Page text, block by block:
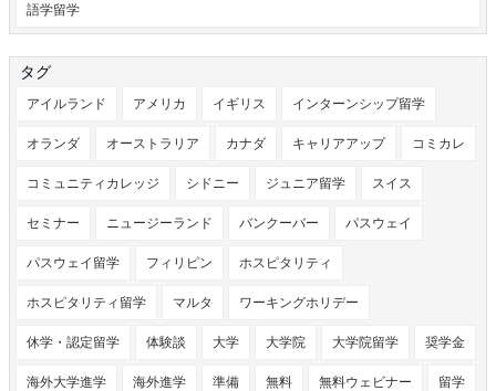
語学留学
タグ
アイルランド アメリカ イギリス インターンシップ留学
オランダ オーストラリア カナダ キャリアアップ コミカレ
コミュニティカレッジ シドニー ジュニア留学 スイス
セミナー ニュージーランド バンクーバー パスウェイ
パスウェイ留学 フィリピン ホスピタリティ
ホスピタリティ留学 マルタ ワーキングホリデー
休学・認定留学 体験談 大学 大学院 大学院留学 奨学金
海外大学進学 海外進学 準備 無料 無料ウェビナー 留学